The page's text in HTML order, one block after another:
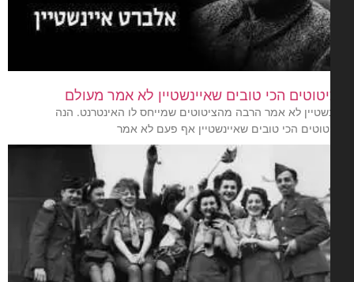
הכי טובים שאיינשטיין לא אמר מעולם
לא אמר הרבה מהציטוטים שמייחס לו האינטרנט. הנה
הכי טובים שאיינשטיין אף פעם לא אמר